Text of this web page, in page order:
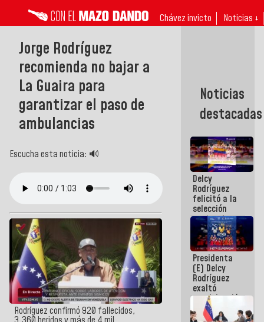
Chávez invicto Noticias ↓
Jorge Rodríguez
recomienda no bajar a
La Guaira para
garantizar el paso de
ambulancias
Escucha esta noticia: 🔊
Rodríguez confirmó 920 fallecidos,
Noticias
destacadas
Delcy
Rodríguez
felicitó a la
selección
nacional
masculina
de voleibol
campeona
de la Copa
Panamericana
Sub-17
Presidenta
(E) Delcy
Rodríguez
exaltó
participación
de
Venezuela